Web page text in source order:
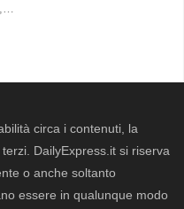
circa i contenuti, la
DailyExpress.it si riserva
o anche soltanto
essere in qualunque modo